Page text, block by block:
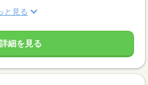
と見る
細を見る